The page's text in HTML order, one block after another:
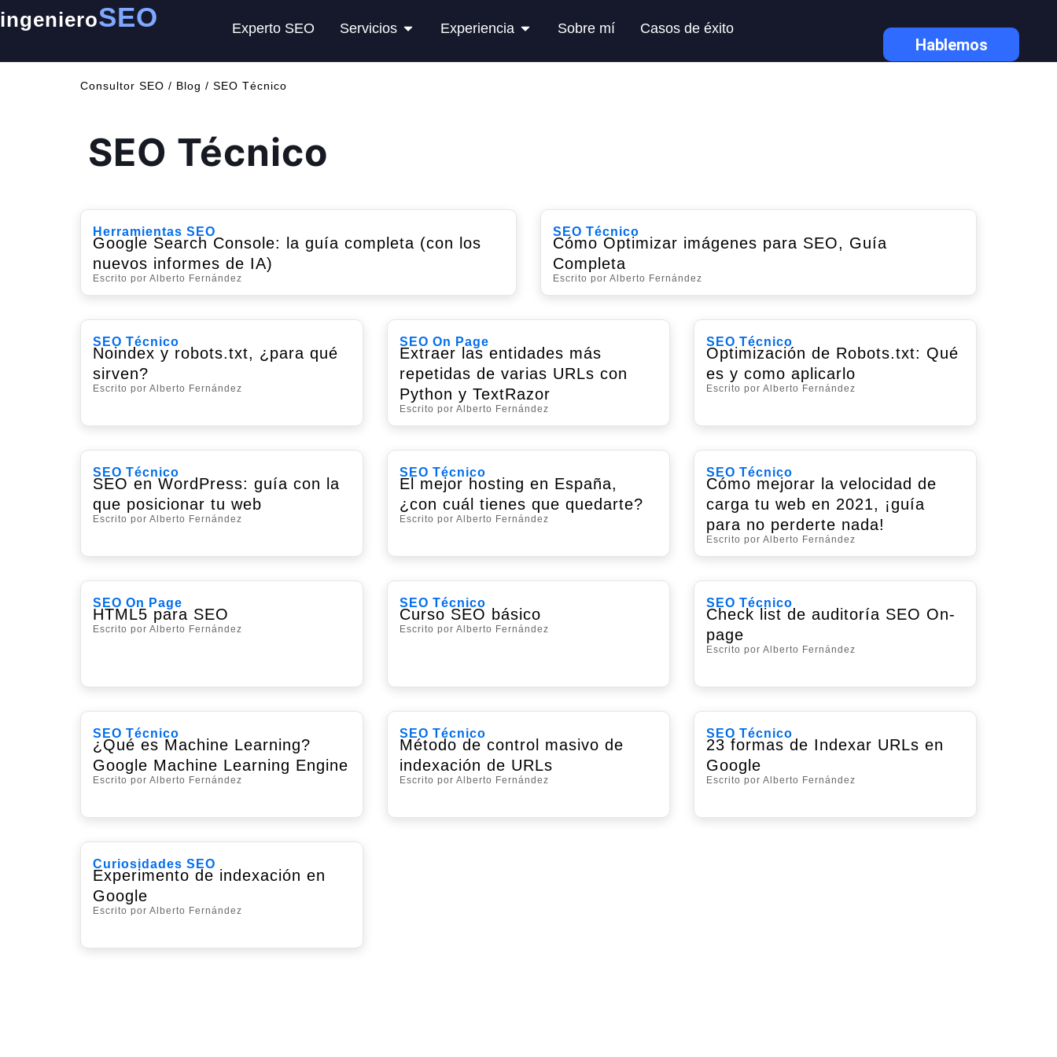
ingenieroSEO Experto SEO Servicios Experiencia Sobre mí Casos de éxito
Hablemos
Consultor SEO / Blog / SEO Técnico
SEO Técnico
Herramientas SEO
Google Search Console: la guía completa (con los
nuevos informes de IA)
Escrito por Alberto Fernández
SEO Técnico
Cómo Optimizar imágenes para SEO, Guía
Completa
Escrito por Alberto Fernández
SEO Técnico
Noindex y robots.txt, ¿para qué
sirven?
Escrito por Alberto Fernández
SEO On Page
Extraer las entidades más
repetidas de varias URLs con
Python y TextRazor
Escrito por Alberto Fernández
SEO Técnico
Optimización de Robots.txt: Qué
es y como aplicarlo
Escrito por Alberto Fernández
SEO Técnico
SEO en WordPress: guía con la
que posicionar tu web
Escrito por Alberto Fernández
SEO Técnico
El mejor hosting en España,
¿con cuál tienes que quedarte?
Escrito por Alberto Fernández
SEO Técnico
Cómo mejorar la velocidad de
carga tu web en 2021, ¡guía
para no perderte nada!
Escrito por Alberto Fernández
SEO On Page
HTML5 para SEO
Escrito por Alberto Fernández
SEO Técnico
Curso SEO básico
Escrito por Alberto Fernández
SEO Técnico
Check list de auditoría SEO On-
page
Escrito por Alberto Fernández
SEO Técnico
¿Qué es Machine Learning?
Google Machine Learning Engine
Escrito por Alberto Fernández
SEO Técnico
Método de control masivo de
indexación de URLs
Escrito por Alberto Fernández
SEO Técnico
23 formas de Indexar URLs en
Google
Escrito por Alberto Fernández
Curiosidades SEO
Experimento de indexación en
Google
Escrito por Alberto Fernández